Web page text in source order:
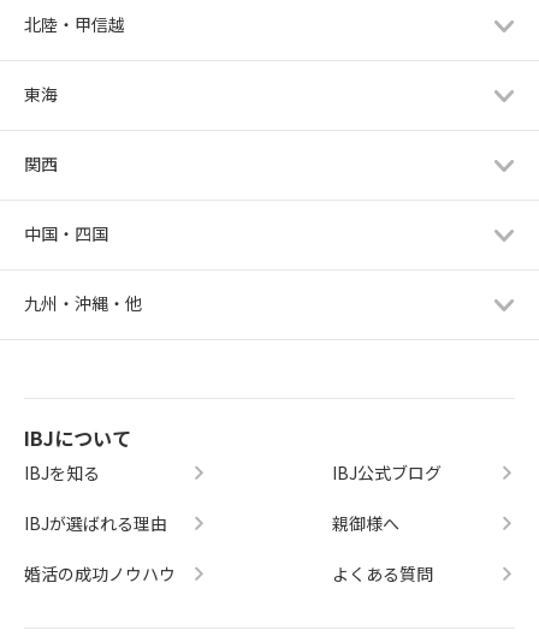
北陸・甲信越
東海
関西
中国・四国
九州・沖縄・他
IBJについて
IBJを知る
IBJが選ばれる理由
婚活の成功ノウハウ
IBJ公式ブログ
親御様へ
よくある質問